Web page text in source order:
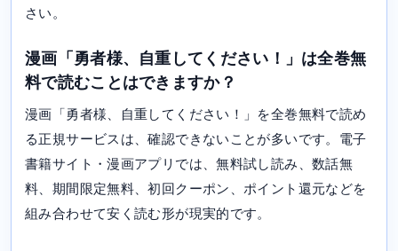
さい。
漫画「勇者様、自重してください！」は全巻無
料で読むことはできますか？
漫画「勇者様、自重してください！」を全巻無料で読め
る正規サービスは、確認できないことが多いです。電子
書籍サイト・漫画アプリでは、無料試し読み、数話無
料、期間限定無料、初回クーポン、ポイント還元などを
組み合わせて安く読む形が現実的です。